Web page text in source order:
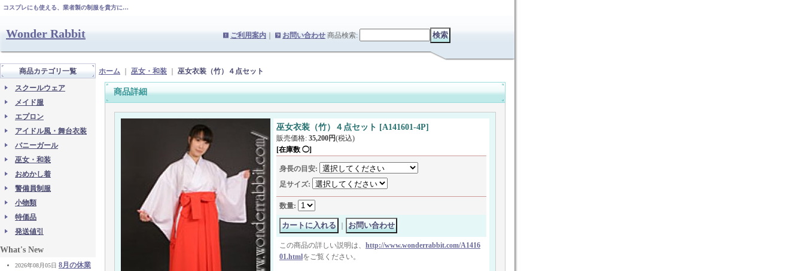
コスプレにも使える、業者製の制服を貴方に…
Wonder Rabbit ご利用案内 お問い合わせ 商品検索:
商品カテゴリ一覧
スクールウェア
メイド服
エプロン
アイドル風・舞台衣装
バニーガール
巫女・和装
おめかし着
警備員制服
小物類
特価品
発送値引
What's New
2026年08月05日 8月の休業
ホーム 巫女・和装 巫女衣装（竹）４点セット
商品詳細
巫女衣装（竹）４点セット [A141601-4P]
販売価格: 35,200円(税込)
[在庫数 ◯]
身長の目安:
足サイズ:
数量:
この商品の詳しい説明は、 http://www.wonderrabbit.com/A1416
01.htmlをご覧ください。